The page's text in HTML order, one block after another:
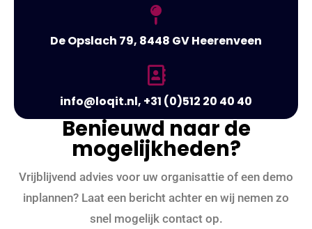
De Opslach 79, 8448 GV Heerenveen
info@loqit.nl, +31 (0)512 20 40 40
Benieuwd naar de
mogelijkheden?
Vrijblijvend advies voor uw organisattie of een demo
inplannen? Laat een bericht achter en wij nemen zo
snel mogelijk contact op.